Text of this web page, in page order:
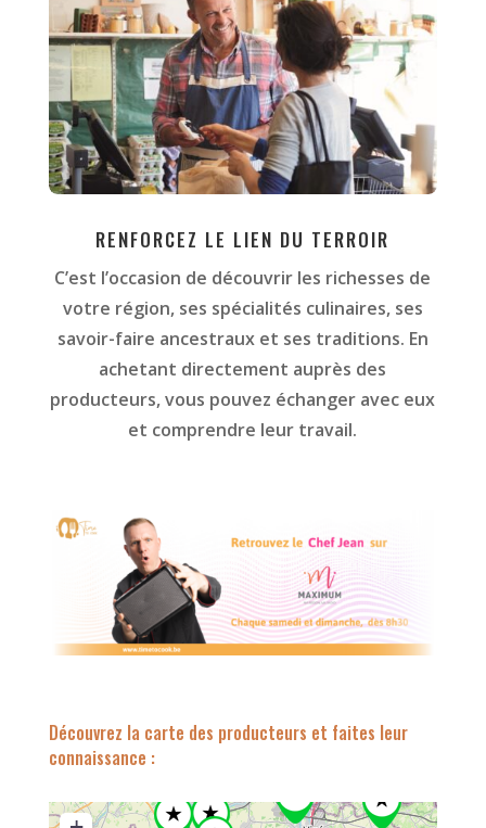
RENFORCEZ LE LIEN DU TERROIR
C’est l’occasion de découvrir les richesses de
votre région, ses spécialités culinaires, ses
savoir-faire ancestraux et ses traditions. En
achetant directement auprès des
producteurs, vous pouvez échanger avec eux
et comprendre leur travail.
Découvrez la carte des producteurs et faites leur
connaissance :